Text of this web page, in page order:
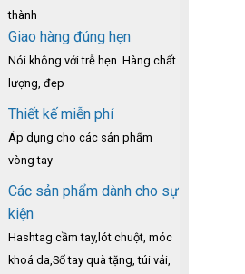
thành
Giao hàng đúng hẹn
Nói không với trễ hẹn. Hàng chất
lượng, đẹp
Thiết kế miễn phí
Áp dụng cho các sản phẩm
vòng tay
Các sản phẩm dành cho sự
kiện
Hashtag cầm tay,lót chuột, móc
khoá da,Sổ tay quà tặng, túi vải,